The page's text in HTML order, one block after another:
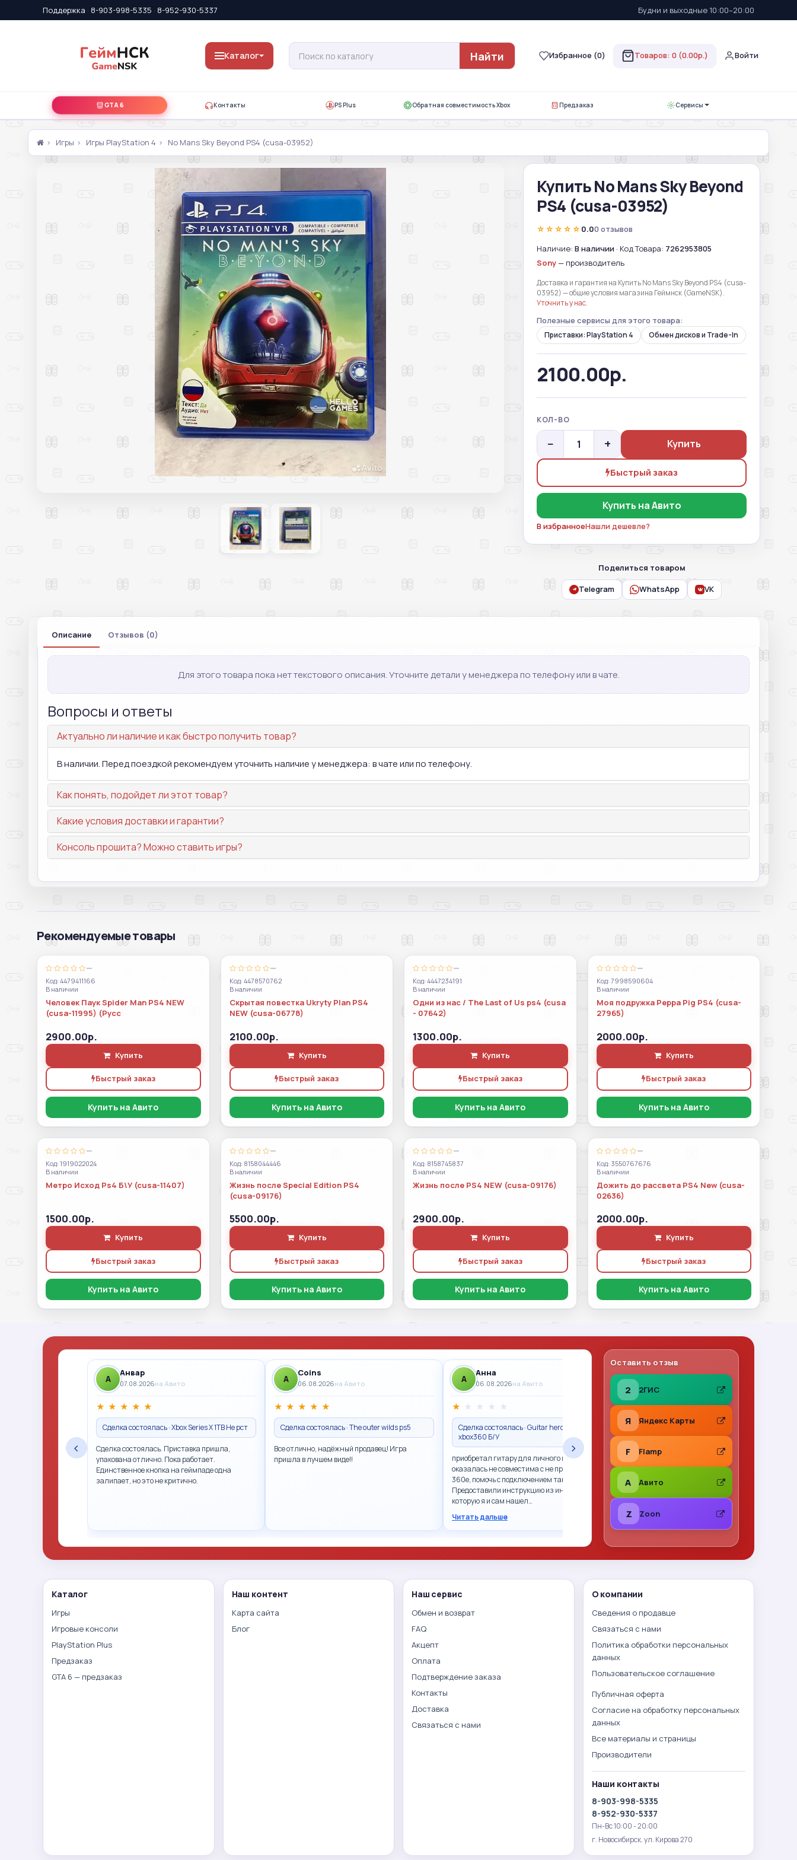
Поддержка · 8-903-998-5335 · 8-952-930-5337 Будни и выходные 10:00–20:00
Каталог Найти Избранное (0) Товаров: 0 (0.00р.) Войти
GTA 6 Контакты PS Plus Обратная совместимость Xbox Предзаказ Сервисы
Игры Игры PlayStation 4 No Mans Sky Beyond PS4 (cusa-03952)
Купить No Mans Sky Beyond
PS4 (cusa-03952)
☆☆☆☆☆ 0.00 отзывов
Наличие: В наличии · Код Товара: 7262953805
Sony— производитель
Доставка и гарантия на Купить No Mans Sky Beyond PS4 (cusa-
03952) — общие условия магазина Геймнск (GameNSK).
Уточнить у нас.
Полезные сервисы для этого товара:
Приставки: PlayStation 4 Обмен дисков и Trade-In
2100.00р.
КОЛ-ВО
− + Купить
Быстрый заказ
Купить на Авито
В избранноеНашли дешевле?
Поделиться товаром
Telegram WhatsApp VK
Описание Отзывов (0)
Для этого товара пока нет текстового описания. Уточните детали у менеджера по телефону или в чате.
Вопросы и ответы
Актуально ли наличие и как быстро получить товар?
В наличии. Перед поездкой рекомендуем уточнить наличие у менеджера: в чате или по телефону.
Как понять, подойдет ли этот товар?
Какие условия доставки и гарантии?
Консоль прошита? Можно ставить игры?
Рекомендуемые товары
—
Код: 4479411166
В наличии
Человек Паук Spider Man PS4 NEW
(cusa-11995) (Русс
2900.00р.
Купить
Быстрый заказ
Купить на Авито
—
Код: 4478570762
В наличии
Скрытая повестка Ukryty Plan PS4
NEW (cusa-06778)
2100.00р.
Купить
Быстрый заказ
Купить на Авито
—
Код: 4447234191
В наличии
Одни из нас / The Last of Us ps4 (cusa
- 07642)
1300.00р.
Купить
Быстрый заказ
Купить на Авито
—
Код: 7998590604
В наличии
Моя подружка Peppa Pig PS4 (cusa-
27965)
2000.00р.
Купить
Быстрый заказ
Купить на Авито
—
Код: 1919022024
В наличии
Метро Исход Ps4 Б\У (cusa-11407)
1500.00р.
Купить
Быстрый заказ
Купить на Авито
—
Код: 8158044446
В наличии
Жизнь после Special Edition PS4
(cusa-09176)
5500.00р.
Купить
Быстрый заказ
Купить на Авито
—
Код: 8158745837
В наличии
Жизнь после PS4 NEW (cusa-09176)
2900.00р.
Купить
Быстрый заказ
Купить на Авито
—
Код: 3550767676
В наличии
Дожить до рассвета PS4 New (cusa-
02636)
2000.00р.
Купить
Быстрый заказ
Купить на Авито
‹
A
Анвар
07.08.2026на Авито
★ ★ ★ ★ ★
Сделка состоялась · Xbox Series X 1TB Не рст
Сделка состоялась. Приставка пришла,
упакована отлично. Пока работает.
Единственное кнопка на геймпаде одна
залипает, но это не критично.
A
Coins
06.08.2026на Авито
★ ★ ★ ★ ★
Сделка состоялась · The outer wilds ps5
Все отлично, надёжный продавец! Игра
пришла в лучшем виде!!
A
Анна
06.08.2026на Авито
★ ★ ★ ★ ★
Сделка состоялась · Guitar hero гитара
xbox360 Б/У
приобретал гитару для личного пользования,
оказалась не совместима с не прошитым xbox
360e, помочь с подключением так и не смогли.
Предоставили инструкцию из интернета,
которую я и сам нашел…
Читать дальше
Владимир Леонов
★ ★ ★ ★ ★
Сделка состоялась · Call of Duty 2: Big Red
One PS2 (sles-53415) (Англ
Все отлично. Фото перед отправкой, хорошо
упаковано. Рекомендую
›
Оставить отзыв
2 2ГИС
Я Яндекс Карты
F Flamp
A Авито
Z Zoon
Каталог
Игры
Игровые консоли
PlayStation Plus
Предзаказ
GTA 6 — предзаказ
Наш контент
Карта сайта
Блог
Наш сервис
Обмен и возврат
FAQ
Акцепт
Оплата
Подтверждение заказа
Контакты
Доставка
Связаться с нами
О компании
Сведения о продавце
Связаться с нами
Политика обработки персональных
данных
Пользовательское соглашение
Публичная оферта
Согласие на обработку персональных
данных
Все материалы и страницы
Производители
Наши контакты
8-903-998-5335
8-952-930-5337
Пн-Вс 10:00 - 20:00
г. Новосибирск. ул. Кирова 270